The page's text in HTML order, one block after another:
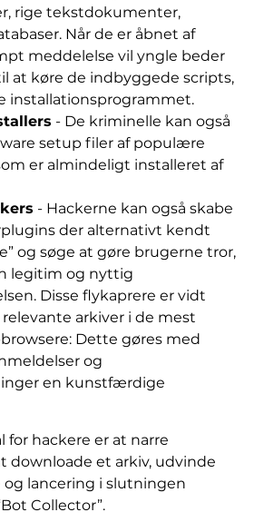
rige tekstdokumenter,
Når de er åbnet af
meddelelse vil yngle beder
at køre de indbyggede scripts,
installationsprogrammet.
- De kriminelle kan også
setup filer af populære
er almindeligt installeret af
- Hackerne kan også skabe
der alternativt kendt
og søge at gøre brugerne tror,
legitim og nyttig
Disse flykaprere er vidt
arkiver i de mest
Dette gøres med
og
en kunstfærdige
for hackere er at narre
downloade et arkiv, udvinde
lancering i slutningen
Collector”.